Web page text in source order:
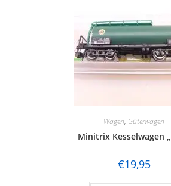
Wagen, Güterwagen
Minitrix Kesselwagen
€19,95